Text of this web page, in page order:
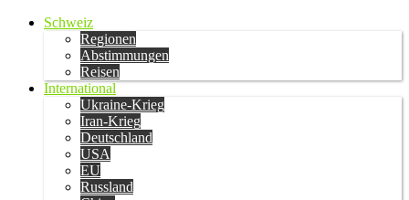
Schweiz
Regionen
Abstimmungen
Reisen
International
Ukraine-Krieg
Iran-Krieg
Deutschland
USA
EU
Russland